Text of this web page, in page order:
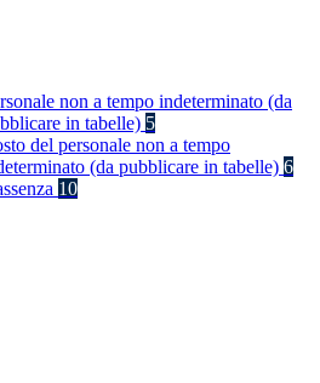
non a tempo indeterminato (da
in tabelle) 5
del personale non a tempo
(da pubblicare in tabelle) 6
10